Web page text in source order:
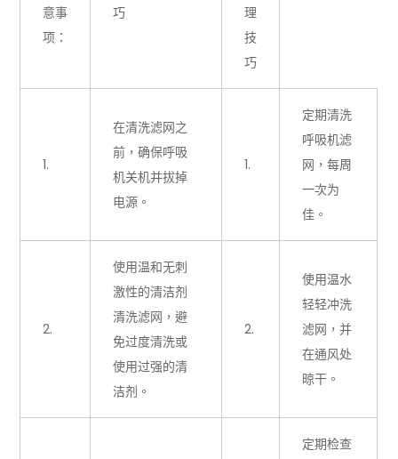
意事
项：
巧
理
技
巧
1.
在清洗滤网之
前，确保呼吸
机关机并拔掉
电源。
1.
定期清洗
呼吸机滤
网，每周
一次为
佳。
2.
使用温和无刺
激性的清洁剂
清洗滤网，避
免过度清洗或
使用过强的清
洁剂。
2.
使用温水
轻轻冲洗
滤网，并
在通风处
晾干。
定期检查